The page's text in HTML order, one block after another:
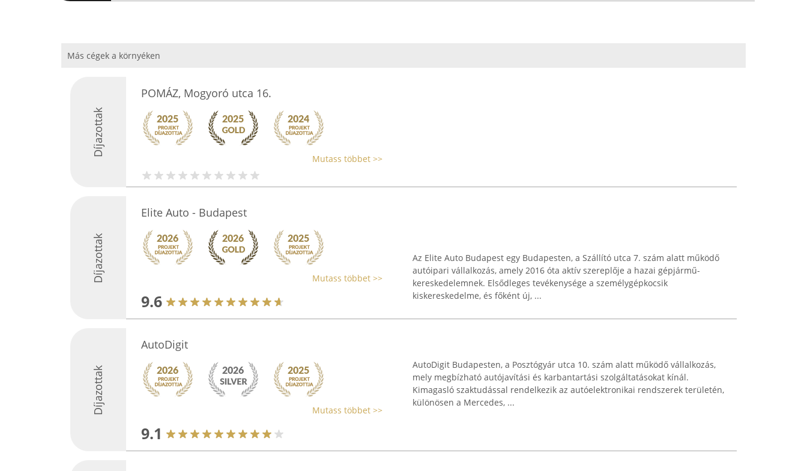
Más cégek a környéken
Díjazottak
POMÁZ, Mogyoró utca 16.
Mutass többet >>
Díjazottak
Elite Auto - Budapest
Mutass többet >>
9.6
Az Elite Auto Budapest egy Budapesten, a Szállító utca 7. szám alatt működő
autóipari vállalkozás, amely 2016 óta aktív szereplője a hazai gépjármű-
kereskedelemnek. Elsődleges tevékenysége a személygépkocsik
kiskereskedelme, és főként új, ...
Díjazottak
AutoDigit
Mutass többet >>
9.1
AutoDigit Budapesten, a Posztógyár utca 10. szám alatt működő vállalkozás,
mely megbízható autójavítási és karbantartási szolgáltatásokat kínál.
Kimagasló szaktudással rendelkezik az autóelektronikai rendszerek területén,
különösen a Mercedes, ...